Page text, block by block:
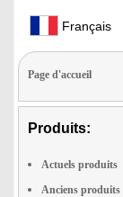
Français
Page d'accueil
Produits:
Actuels produits
Anciens produits